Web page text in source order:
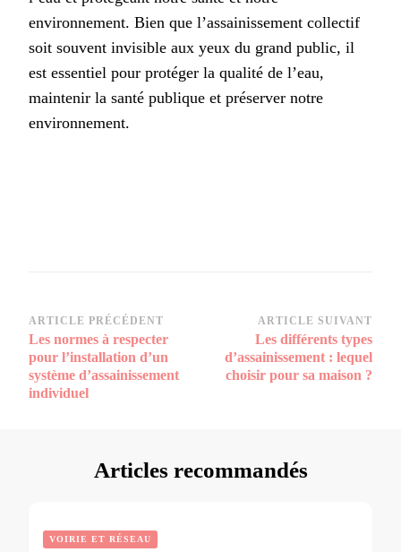
environnement. Bien que l’assainissement collectif
soit souvent invisible aux yeux du grand public, il
est essentiel pour protéger la qualité de l’eau,
maintenir la santé publique et préserver notre
environnement.
Navigation
d’article
ARTICLE PRÉCÉDENT
Les normes à respecter
pour l’installation d’un
système d’assainissement
individuel
ARTICLE SUIVANT
Les différents types
d’assainissement : lequel
choisir pour sa maison ?
Articles recommandés
VOIRIE ET RÉSEAU